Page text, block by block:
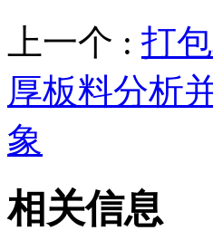
上一个 : 打
厚板料分析
象
相关信息